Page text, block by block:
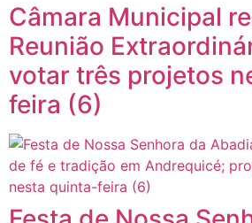
Câmara Municipal
Reunião
votar três projetos
feira (6)